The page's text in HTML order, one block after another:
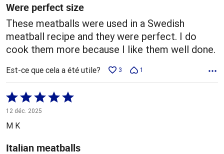
Were perfect size
These meatballs were used in a Swedish
meatball recipe and they were perfect. I do
cook them more because I like them well done.
Est-ce que cela a été utile? 3 1
Coté
5 sur
5
12 déc. 2025
M K
Italian meatballs